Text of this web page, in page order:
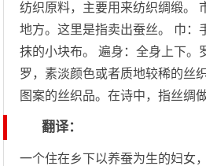
纺织原料，主要用来纺织绸缎。
地方。这里是指卖出蚕丝。 巾：
抹的小块布。 遍身：全身上下。
罗，素淡颜色或者质地较稀的丝
图案的丝织品。在诗中，指丝绸
翻译：
一个住在乡下以养蚕为生的妇女